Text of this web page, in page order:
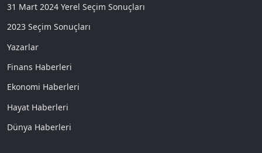
31 Mart 2024 Yerel Seçim Sonuçları
2023 Seçim Sonuçları
Yazarlar
Finans Haberleri
Ekonomi Haberleri
Hayat Haberleri
Dünya Haberleri